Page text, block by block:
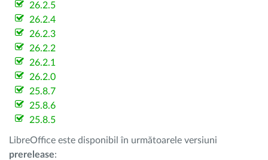
26.2.5
26.2.4
26.2.3
26.2.2
26.2.1
26.2.0
25.8.7
25.8.6
25.8.5
LibreOffice este disponibil în următoarele versiuni
prerelease: